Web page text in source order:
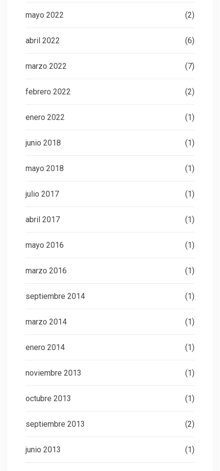
mayo 2022 (2)
abril 2022 (6)
marzo 2022 (7)
febrero 2022 (2)
enero 2022 (1)
junio 2018 (1)
mayo 2018 (1)
julio 2017 (1)
abril 2017 (1)
mayo 2016 (1)
marzo 2016 (1)
septiembre 2014 (1)
marzo 2014 (1)
enero 2014 (1)
noviembre 2013 (1)
octubre 2013 (1)
septiembre 2013 (2)
junio 2013 (1)